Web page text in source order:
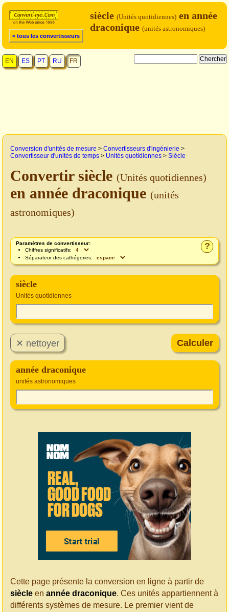
< tous les convertisseurs
siècle (Unités quotidiennes) en année
draconique (unités astronomiques)
EN ES PT RU FR
Conversion d'unités de mesure > Convertisseurs d'ingénierie >
Convertisseur d'unités de temps > Unités quotidiennes > Siècle
Convertir siècle (Unités quotidiennes)
en année draconique (unités
astronomiques)
?
Paramètres de convertisseur:
Chiffres significatifs:
Séparateur des cathégories:
siècle
Unités quotidiennes
année draconique
unités astronomiques
Cette page présente la conversion en ligne à partir de
siècle en année draconique. Ces unités appartiennent à
différents systèmes de mesure. Le premier vient de